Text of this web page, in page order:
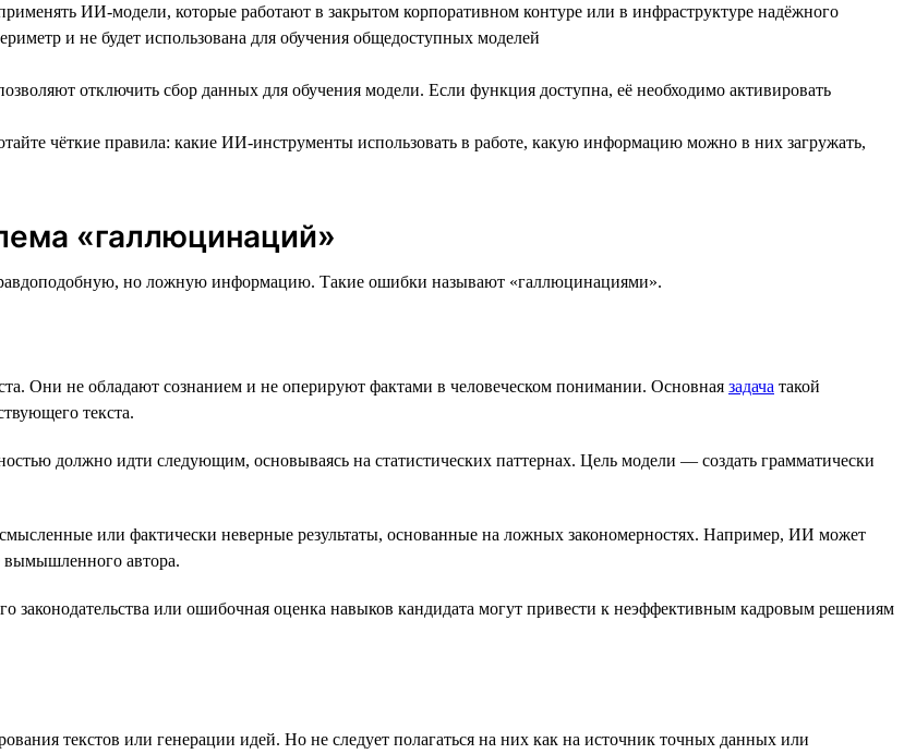
ИИ-модели, которые работают в закрытом корпоративном контуре или в инфраструктуре надёжного
и не будет использована для обучения общедоступных моделей
отключить сбор данных для обучения модели. Если функция доступна, её необходимо активировать
чёткие правила: какие ИИ-инструменты использовать в работе, какую информацию можно в них загружать,
«галлюцинаций»
но ложную информацию. Такие ошибки называют «галлюцинациями».
Они не обладают сознанием и не оперируют фактами в человеческом понимании. Основная задача такой
текста.
должно идти следующим, основываясь на статистических паттернах. Цель модели — создать грамматически
или фактически неверные результаты, основанные на ложных закономерностях. Например, ИИ может
вымышленного автора.
законодательства или ошибочная оценка навыков кандидата могут привести к неэффективным кадровым решениям
текстов или генерации идей. Но не следует полагаться на них как на источник точных данных или